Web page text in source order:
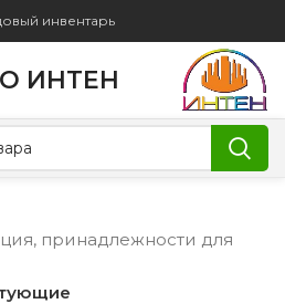
инвентарь
ИНТЕН
принадлежности для